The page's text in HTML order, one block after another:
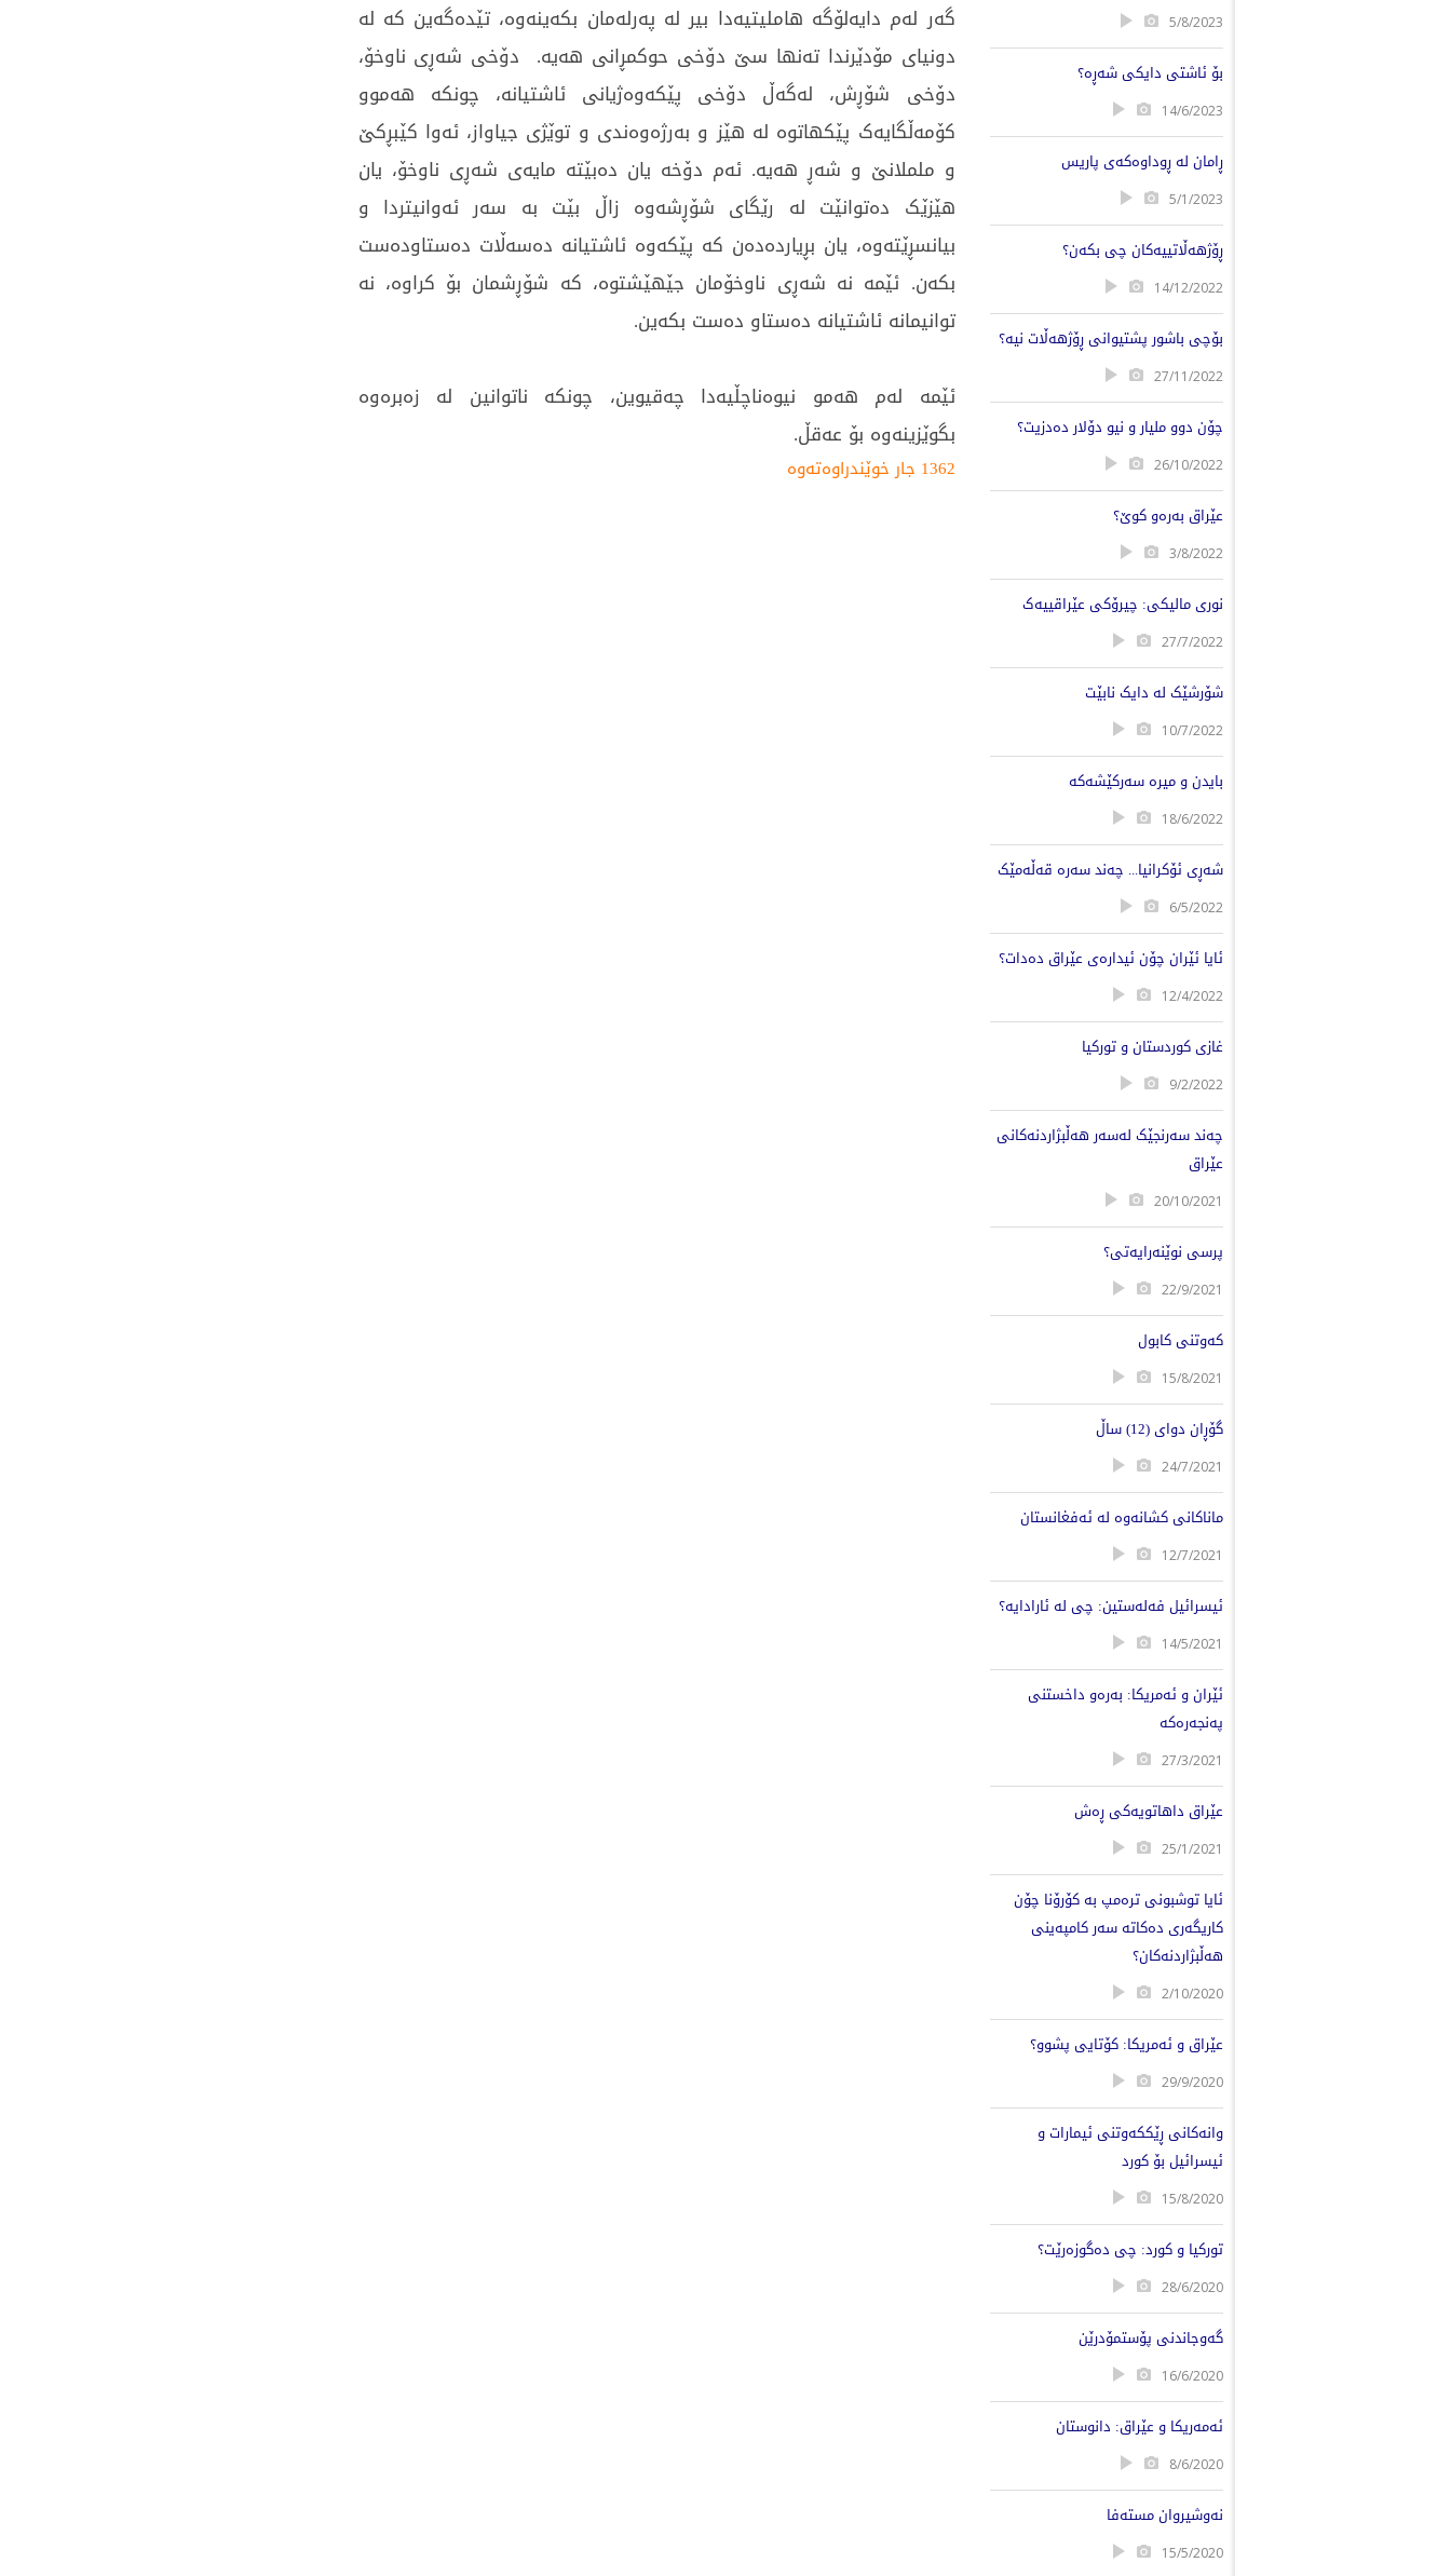
5/8/2023
بۆ ئاشتی دایکی شەڕە؟
14/6/2023
ڕامان لە ڕوداوەکەی پاریس
5/1/2023
ڕۆژهەڵاتییەکان چی بکەن؟
14/12/2022
بۆچی باشور پشتیوانی ڕۆژهەڵات نیە؟
27/11/2022
چۆن دوو ملیار و نیو دۆلار دەدزیت؟
26/10/2022
عێراق بەرەو کوێ؟
3/8/2022
نوری مالیکی: چیرۆکی عێراقییەک
27/7/2022
شۆرشێک لە دایک نابێت
10/7/2022
بایدن و میرە سەرکێشەکە
18/6/2022
شەڕی ئۆکرانیا... چەند سەرە قەڵەمێک
6/5/2022
ئایا ئێران چۆن ئیدارەی عێراق دەدات؟
12/4/2022
غازی کوردستان و تورکیا
9/2/2022
چەند سەرنجێک لەسەر هەڵبژاردنەکانی
عێراق
20/10/2021
پرسی نوێنەرایەتی؟
22/9/2021
کەوتنی کابول
15/8/2021
گۆڕان دواى (12) ساڵ
24/7/2021
ماناکانی کشانەوە لە ئەفغانستان
12/7/2021
ئیسرائیل فەلەستین: چی لە ئارادایە؟
14/5/2021
ئێران و ئەمریکا: بەرەو داخستنی
پەنجەرەکە
27/3/2021
عێراق داهاتویەکی ڕەش
25/1/2021
ئایا توشبونی ترەمپ بە کۆرۆنا چۆن
کاریگەری دەکاتە سەر کامپەینی
هەڵبژاردنەکان؟
2/10/2020
عێراق و ئەمریکا: کۆتایی پشوو؟
29/9/2020
وانەکانی ڕێککەوتنی ئیمارات و
ئیسرائیل بۆ کورد
15/8/2020
تورکیا و کورد: چی دەگوزەرێت؟
28/6/2020
گەوجاندنی پۆستمۆدرێن
16/6/2020
ئەمەریکا و عێراق: دانوستان
8/6/2020
نەوشیروان مستەفا
15/5/2020
گەر لەم دایەلۆگە هاملیتیەدا بیر لە پەرلەمان بکەینەوە، تێدەگەین کە لە
دونیای مۆدێرندا تەنها سێ دۆخی حوکمڕانی هەیە. دۆخی شەڕی ناوخۆ،
دۆخی شۆڕش، لەگەڵ دۆخی پێکەوەژیانی ئاشتیانە، چونکە هەموو
کۆمەڵگایەک پێکهاتوە لە هێز و بەرژەوەندی و توێژی جیاواز، ئەوا کێبڕکێ
و ململانێ و شەڕ هەیە. ئەم دۆخە یان دەبێتە مایەی شەڕی ناوخۆ، یان
هێزێک دەتوانێت لە رێگای شۆڕشەوە زاڵ بێت بە سەر ئەوانیتردا و
بیانسڕێتەوە، یان بڕیاردەدەن کە پێکەوە ئاشتیانە دەسەڵات دەستاودەست
بکەن. ئێمە نە شەڕی ناوخۆمان جێهێشتوە، کە شۆڕشمان بۆ کراوە، نە
توانیمانە ئاشتیانە دەستاو دەست بکەین.
ئێمە لەم هەمو نیوەناچڵیەدا چەقیوین، چونکە ناتوانین لە زەبرەوە
بگوێزینەوە بۆ عەقڵ.
1362 جار خوێندراوەتەوە